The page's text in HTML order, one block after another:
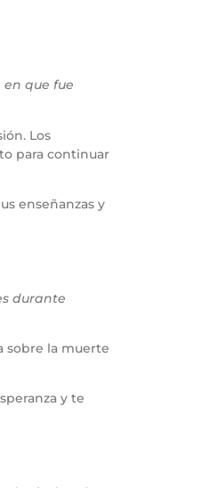
que fue
Los
para continuar
enseñanzas y
durante
sobre la muerte
y te